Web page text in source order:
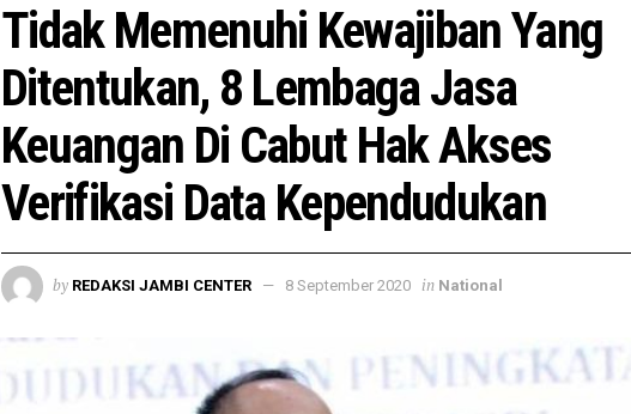
Tidak Memenuhi Kewajiban Yang
Ditentukan, 8 Lembaga Jasa
Keuangan Di Cabut Hak Akses
Verifikasi Data Kependudukan
by REDAKSI JAMBI CENTER 8 September 2020 in National